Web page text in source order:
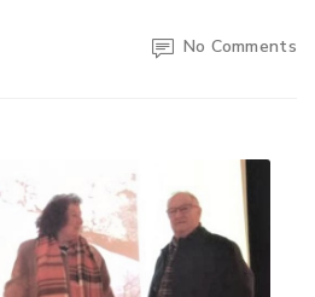
No Comments